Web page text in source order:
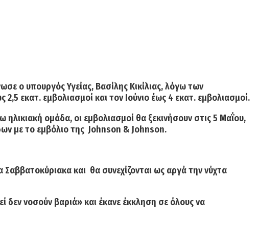
ο υπουργός Υγείας, Βασίλης Κικίλιας, λόγω των
2,5 εκατ. εμβολιασμοίκαι τον Ιούνιο έως 4 εκατ. εμβολιασμοί.
ηλικιακή ομάδα, οι εμβολιασμοί θα ξεκινήσουν στις 5 Μαΐου,
με το εμβόλιο τηςJohnson & Johnson.
Σαββατοκύριακακαι θα συνεχίζονται ως αργά την νύχτα
δεν νοσούν βαριά» και έκανε έκκληση σε όλους να